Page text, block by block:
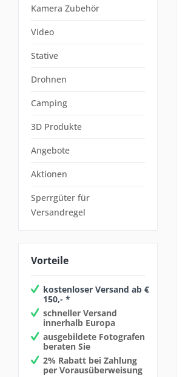
Kamera Zubehör
Video
Stative
Drohnen
Camping
3D Produkte
Angebote
Aktionen
Sperrgüter für
Versandregel
Vorteile
kostenloser Versand ab €
150,- *
schneller Versand
innerhalb Europa
ausgebildete Fotografen
beraten Sie
2% Rabatt bei Zahlung
per Vorausüberweisung